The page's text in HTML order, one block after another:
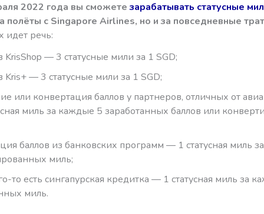
2022 года вы сможетезарабатывать статусные
полёты с Singapore Airlines, но и за повседневные
идет речь:
KrisShop — 3 статусные мили за 1 SGD;
Kris+ — 3 статусные мили за 1 SGD;
или конвертация баллов у партнеров, отличных от
миль за каждые 5 заработанных баллов или
баллов из банковских программ — 1 статусная миль
миль;
то есть сингапурская кредитка — 1 статусная миль за
миль.